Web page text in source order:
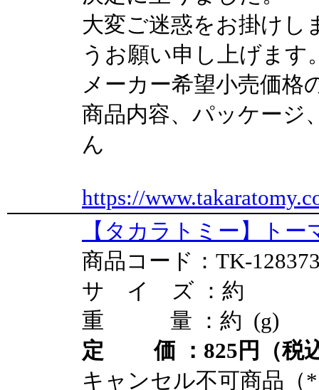
大変ご迷惑をお掛けし
うお願い申し上げます
メーカー希望小売価格
商品内容、パッケージ
ん
https://
【タカラトミー】ト
商品コード：TK-
サ イ ズ ：約
重 量 ：約 (g)
定 価 ：825円（税
キャンセル不可商品（